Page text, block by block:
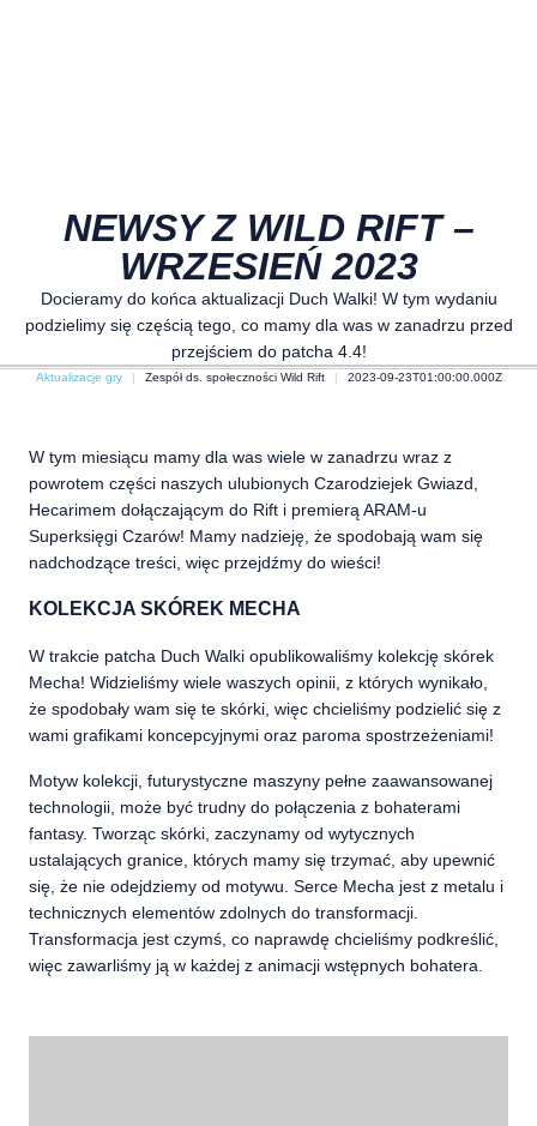
NEWSY Z WILD RIFT –
WRZESIEŃ 2023
Docieramy do końca aktualizacji Duch Walki! W tym wydaniu
podzielimy się częścią tego, co mamy dla was w zanadrzu przed
przejściem do patcha 4.4!
Aktualizacje gry Zespół ds. społeczności Wild Rift 2023-09-23T01:00:00.000Z
W tym miesiącu mamy dla was wiele w zanadrzu wraz z
powrotem części naszych ulubionych Czarodziejek Gwiazd,
Hecarimem dołączającym do Rift i premierą ARAM-u
Superksięgi Czarów! Mamy nadzieję, że spodobają wam się
nadchodzące treści, więc przejdźmy do wieści!
KOLEKCJA SKÓREK MECHA
W trakcie patcha Duch Walki opublikowaliśmy kolekcję skórek
Mecha! Widzieliśmy wiele waszych opinii, z których wynikało,
że spodobały wam się te skórki, więc chcieliśmy podzielić się z
wami grafikami koncepcyjnymi oraz paroma spostrzeżeniami!
Motyw kolekcji, futurystyczne maszyny pełne zaawansowanej
technologii, może być trudny do połączenia z bohaterami
fantasy. Tworząc skórki, zaczynamy od wytycznych
ustalających granice, których mamy się trzymać, aby upewnić
się, że nie odejdziemy od motywu. Serce Mecha jest z metalu i
technicznych elementów zdolnych do transformacji.
Transformacja jest czymś, co naprawdę chcieliśmy podkreślić,
więc zawarliśmy ją w każdej z animacji wstępnych bohatera.